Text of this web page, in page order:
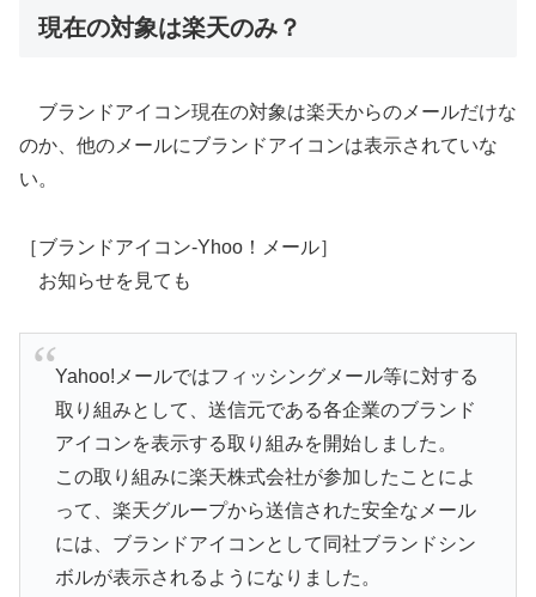
現在の対象は楽天のみ？
ブランドアイコン現在の対象は楽天からのメールだけな
のか、他のメールにブランドアイコンは表示されていな
い。
［ブランドアイコン-Yhoo！メール］
お知らせを見ても
Yahoo!メールではフィッシングメール等に対する
取り組みとして、送信元である各企業のブランド
アイコンを表示する取り組みを開始しました。
この取り組みに楽天株式会社が参加したことによ
って、楽天グループから送信された安全なメール
には、ブランドアイコンとして同社ブランドシン
ボルが表示されるようになりました。